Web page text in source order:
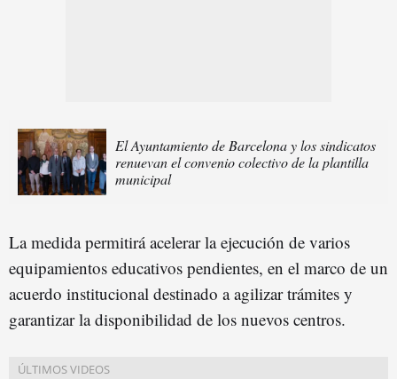
El Ayuntamiento de Barcelona y los sindicatos
renuevan el convenio colectivo de la plantilla
municipal
La medida permitirá acelerar la ejecución de varios
equipamientos educativos pendientes, en el marco de un
acuerdo institucional destinado a agilizar trámites y
garantizar la disponibilidad de los nuevos centros.